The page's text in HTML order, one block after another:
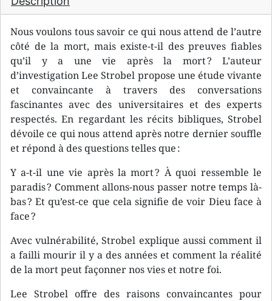
Nous voulons tous savoir ce qui nous attend de l’autre
côté de la mort, mais existe-t-il des preuves fiables
qu’il y a une vie après la mort ? L’auteur
d’investigation Lee Strobel propose une étude vivante
et convaincante à travers des conversations
fascinantes avec des universitaires et des experts
respectés. En regardant les récits bibliques, Strobel
dévoile ce qui nous attend après notre dernier souffle
et répond à des questions telles que :
Y a-t-il une vie après la mort ? À quoi ressemble le
paradis ? Comment allons-nous passer notre temps là-
bas ? Et qu’est-ce que cela signifie de voir Dieu face à
face ?
Avec vulnérabilité, Strobel explique aussi comment il
a failli mourir il y a des années et comment la réalité
de la mort peut façonner nos vies et notre foi.
Lee Strobel offre des raisons convaincantes pour